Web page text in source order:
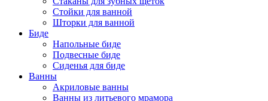
Стойки для ванной
Шторки для ванной
Биде
Напольные биде
Подвесные биде
Сиденья для биде
Ванны
Акриловые ванны
Ванны из литьевого мрамора